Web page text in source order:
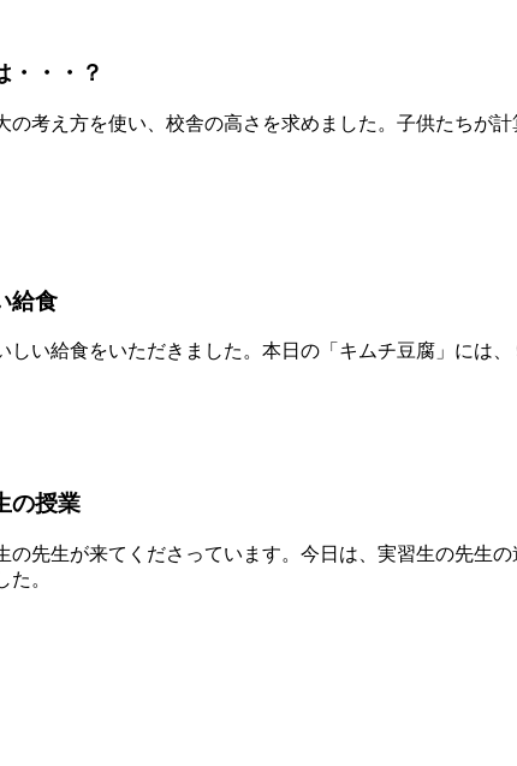
・・？
考え方を使い、校舎の高さを求めました。子供たちが
給食
い給食をいただきました。本日の「キムチ豆腐」には
の授業
先生が来てくださっています。今日は、実習生の先生
。